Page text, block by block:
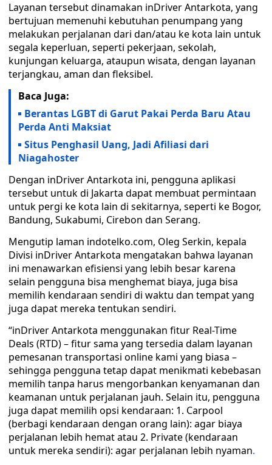
Layanan tersebut dinamakan inDriver Antarkota, yang
bertujuan memenuhi kebutuhan penumpang yang
melakukan perjalanan dari dan/atau ke kota lain untuk
segala keperluan, seperti pekerjaan, sekolah,
kunjungan keluarga, ataupun wisata, dengan layanan
terjangkau, aman dan fleksibel.
Baca Juga:
Berantas LGBT di Garut Pakai Perda Baru Atau
Perda Anti Maksiat
Situs Penghasil Uang, Jadi Afiliasi dari
Niagahoster
Dengan inDriver Antarkota ini, pengguna aplikasi
tersebut untuk di Jakarta dapat membuat permintaan
untuk pergi ke kota lain di sekitarnya, seperti ke Bogor,
Bandung, Sukabumi, Cirebon dan Serang.
Mengutip laman indotelko.com, Oleg Serkin, kepala
Divisi inDriver Antarkota mengatakan bahwa layanan
ini menawarkan efisiensi yang lebih besar karena
selain pengguna bisa menghemat biaya, juga bisa
memilih kendaraan sendiri di waktu dan tempat yang
juga dapat mereka tentukan sendiri.
“inDriver Antarkota menggunakan fitur Real-Time
Deals (RTD) – fitur sama yang tersedia dalam layanan
pemesanan transportasi online kami yang biasa –
sehingga pengguna tetap dapat menikmati kebebasan
memilih tanpa harus mengorbankan kenyamanan dan
keamanan untuk perjalanan jauh. Selain itu, pengguna
juga dapat memilih opsi kendaraan: 1. Carpool
(berbagi kendaraan dengan orang lain): agar biaya
perjalanan lebih hemat atau 2. Private (kendaraan
untuk mereka sendiri): agar perjalanan lebih nyaman.